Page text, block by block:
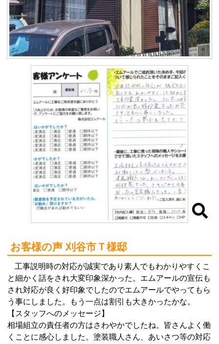
お客様の声 刈谷市Ｔ様邸
工事説明時の対応が誠実であり素人でもわかりやすくこ
と細かく話をされ大変印象深かった。エムアールの宣伝も
され対応が良く好印象でしたのでエムアールでやってもら
う事にしました。もう一点は割引も大きかったかな。
【スタッフへのメッセージ】
相場組立の責任者の方はさわやかでしたね。皆さんよく働
くことに感心しました。塗装職人さん、あいさつ等の対応